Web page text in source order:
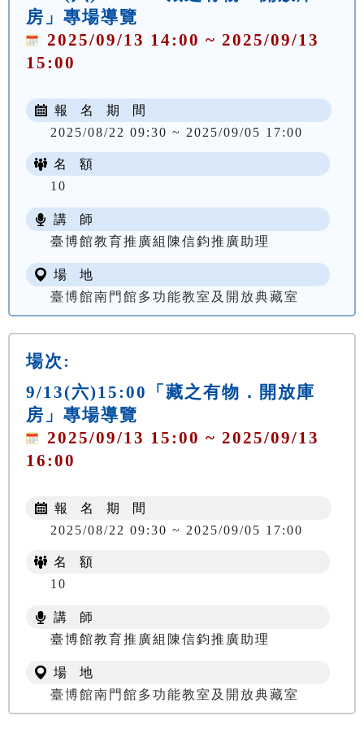
房」專場導覽
2025/09/13 14:00 ~ 2025/09/13
15:00
報 名 期 間
2025/08/22 09:30 ~ 2025/09/05 17:00
名 額
10
講 師
臺博館教育推廣組陳信鈞推廣助理
場 地
臺博館南門館多功能教室及開放典藏室
場次:
9/13(六)15:00「藏之有物．開放庫
房」專場導覽
2025/09/13 15:00 ~ 2025/09/13
16:00
報 名 期 間
2025/08/22 09:30 ~ 2025/09/05 17:00
名 額
10
講 師
臺博館教育推廣組陳信鈞推廣助理
場 地
臺博館南門館多功能教室及開放典藏室